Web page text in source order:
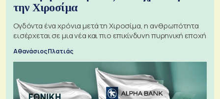
την Χιροσίμα
Ογδόντα ένα χρόνια μετά τη Χιροσίμα, η ανθρωπότητα
εισέρχεται σε μια νέα και πιο επικίνδυνη πυρηνική εποχή
Αθανάσιος Πλατιάς